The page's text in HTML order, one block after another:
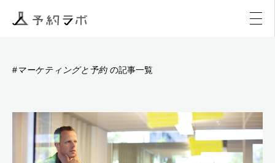
アクティビティ
#マーケティングと予約 の記事一覧